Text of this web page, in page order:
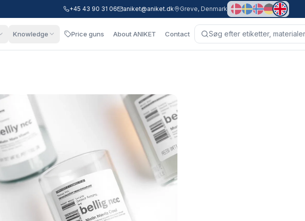
+45 43 90 31 06 aniket@aniket.dk Greve, Denmark
Knowledge Price guns About ANIKET Contact